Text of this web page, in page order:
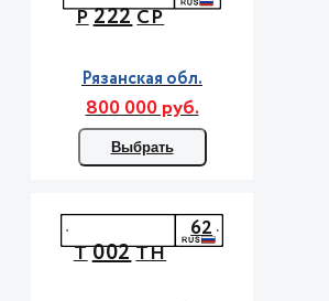
Р222СР
Рязанская обл.
800 000 руб.
Выбрать
Т002ТН
62